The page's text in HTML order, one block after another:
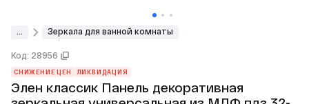
Зеркала для ванной комнаты
Код: 28956
СНИЖЕНИЕ ЦЕН ЛИКВИДАЦИЯ
Элен классик Панель декоративная